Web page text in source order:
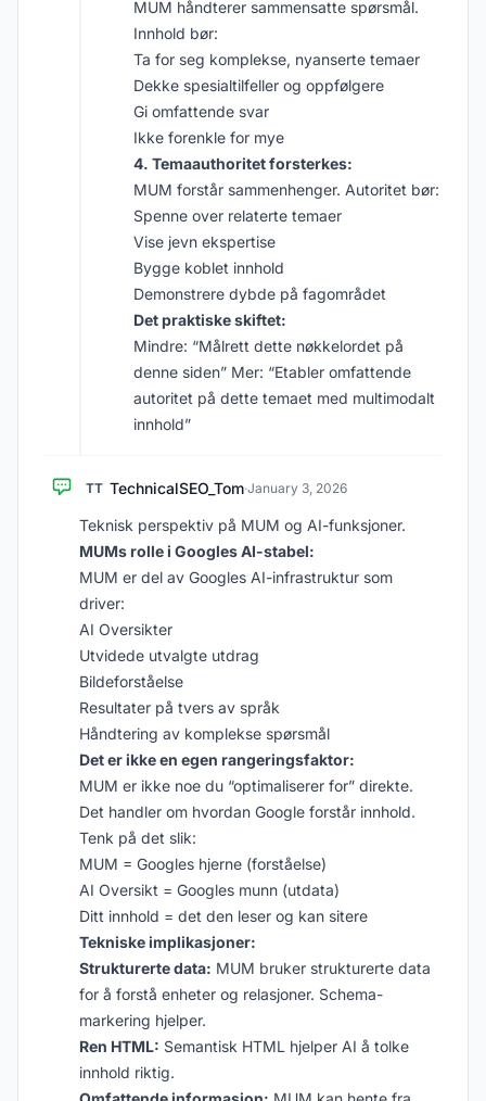
MUM håndterer sammensatte spørsmål.
Innhold bør:
Ta for seg komplekse, nyanserte temaer
Dekke spesialtilfeller og oppfølgere
Gi omfattende svar
Ikke forenkle for mye
4. Temaauthoritet forsterkes:
MUM forstår sammenhenger. Autoritet bør:
Spenne over relaterte temaer
Vise jevn ekspertise
Bygge koblet innhold
Demonstrere dybde på fagområdet
Det praktiske skiftet:
Mindre: “Målrett dette nøkkelordet på
denne siden” Mer: “Etabler omfattende
autoritet på dette temaet med multimodalt
innhold”
TT TechnicalSEO_Tom·January 3, 2026
Teknisk perspektiv på MUM og AI-funksjoner.
MUMs rolle i Googles AI-stabel:
MUM er del av Googles AI-infrastruktur som
driver:
AI Oversikter
Utvidede utvalgte utdrag
Bildeforståelse
Resultater på tvers av språk
Håndtering av komplekse spørsmål
Det er ikke en egen rangeringsfaktor:
MUM er ikke noe du “optimaliserer for” direkte.
Det handler om hvordan Google forstår innhold.
Tenk på det slik:
MUM = Googles hjerne (forståelse)
AI Oversikt = Googles munn (utdata)
Ditt innhold = det den leser og kan sitere
Tekniske implikasjoner:
Strukturerte data: MUM bruker strukturerte data
for å forstå enheter og relasjoner. Schema-
markering hjelper.
Ren HTML: Semantisk HTML hjelper AI å tolke
innhold riktig.